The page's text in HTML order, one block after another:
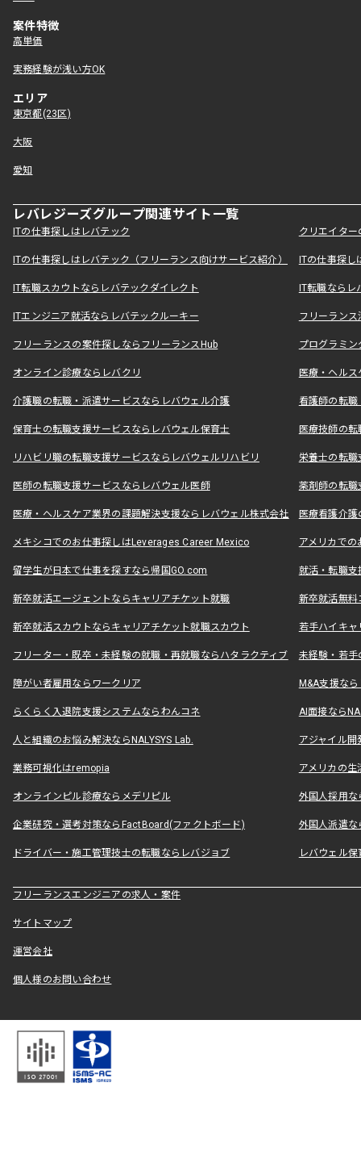
案件特徴
高単価
実務経験が浅い方OK
エリア
東京都(23区)
大阪
愛知
レバレジーズグループ関連サイト一覧
ITの仕事探しはレバテック クリエイタ
ITの仕事探しはレバテック（フリーランス向けサービス紹介） ITの仕事探
IT転職スカウトならレバテックダイレクト IT転職なら
ITエンジニア就活ならレバテックルーキー フリーラン
フリーランスの案件探しならフリーランスHub プログラミ
オンライン診療ならレバクリ 医療・ヘル
介護職の転職・派遣サービスならレバウェル介護 看護師の転
保育士の転職支援サービスならレバウェル保育士 医療技師の
リハビリ職の転職支援サービスならレバウェルリハビリ 栄養士の転
医師の転職支援サービスならレバウェル医師 薬剤師の転
医療・ヘルスケア業界の課題解決支援ならレバウェル株式会社 医療看護介
メキシコでのお仕事探しはLeverages Career Mexico アメリカで
留学生が日本で仕事を探すなら帰国GO.com 就活・転職
新卒就活エージェントならキャリアチケット就職 新卒就活無料
新卒就活スカウトならキャリアチケット就職スカウト 若手ハイキ
フリーター・既卒・未経験の就職・再就職ならハタラクティブ 未経験・若手
障がい者雇用ならワークリア M&A支援な
らくらく入退院支援システムならわんコネ AI面接なら
人と組織のお悩み解決ならNALYSYS Lab. アジャイル
業務可視化はremopia アメリカの
オンラインピル診療ならメデリピル 外国人採用
企業研究・選考対策ならFactBoard(ファクトボード) 外国人派遣な
ドライバー・施工管理技士の転職ならレバジョブ レバウェル
フリーランスエンジニアの求人・案件
サイトマップ
運営会社
個人様のお問い合わせ